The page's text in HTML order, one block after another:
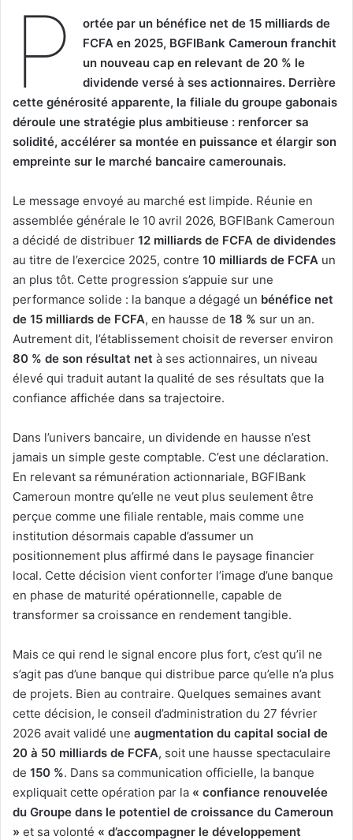
P
ortée par un bénéfice net de 15 milliards de
FCFA en 2025, BGFIBank Cameroun franchit
un nouveau cap en relevant de 20 % le
dividende versé à ses actionnaires. Derrière
cette générosité apparente, la filiale du groupe gabonais
déroule une stratégie plus ambitieuse : renforcer sa
solidité, accélérer sa montée en puissance et élargir son
empreinte sur le marché bancaire camerounais.
Le message envoyé au marché est limpide. Réunie en
assemblée générale le 10 avril 2026, BGFIBank Cameroun
a décidé de distribuer 12 milliards de FCFA de dividendes
au titre de l’exercice 2025, contre 10 milliards de FCFA un
an plus tôt. Cette progression s’appuie sur une
performance solide : la banque a dégagé un bénéfice net
de 15 milliards de FCFA, en hausse de 18 % sur un an.
Autrement dit, l’établissement choisit de reverser environ
80 % de son résultat net à ses actionnaires, un niveau
élevé qui traduit autant la qualité de ses résultats que la
confiance affichée dans sa trajectoire.
Dans l’univers bancaire, un dividende en hausse n’est
jamais un simple geste comptable. C’est une déclaration.
En relevant sa rémunération actionnariale, BGFIBank
Cameroun montre qu’elle ne veut plus seulement être
perçue comme une filiale rentable, mais comme une
institution désormais capable d’assumer un
positionnement plus affirmé dans le paysage financier
local. Cette décision vient conforter l’image d’une banque
en phase de maturité opérationnelle, capable de
transformer sa croissance en rendement tangible.
Mais ce qui rend le signal encore plus fort, c’est qu’il ne
s’agit pas d’une banque qui distribue parce qu’elle n’a plus
de projets. Bien au contraire. Quelques semaines avant
cette décision, le conseil d’administration du 27 février
2026 avait validé une augmentation du capital social de
20 à 50 milliards de FCFA, soit une hausse spectaculaire
de 150 %. Dans sa communication officielle, la banque
expliquait cette opération par la « confiance renouvelée
du Groupe dans le potentiel de croissance du Cameroun
» et sa volonté « d’accompagner le développement